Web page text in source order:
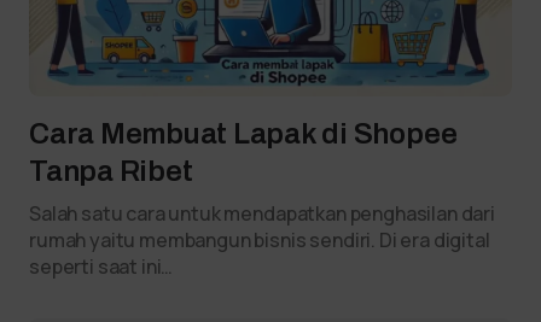
Cara Membuat Lapak di Shopee
Tanpa Ribet
Salah satu cara untuk mendapatkan penghasilan dari
rumah yaitu membangun bisnis sendiri. Di era digital
seperti saat ini…